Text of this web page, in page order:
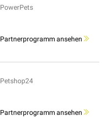
PowerPets
Partnerprogramm ansehen
Petshop24
Partnerprogramm ansehen